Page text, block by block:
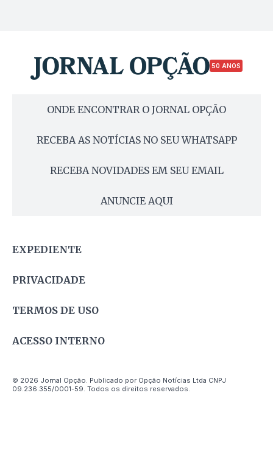
50 ANOS
ONDE ENCONTRAR O JORNAL OPÇÃO
RECEBA AS NOTÍCIAS NO SEU WHATSAPP
RECEBA NOVIDADES EM SEU EMAIL
ANUNCIE AQUI
EXPEDIENTE
PRIVACIDADE
TERMOS DE USO
ACESSO INTERNO
© 2026 Jornal Opção. Publicado por Opção Notícias Ltda CNPJ
09.236.355/0001-59. Todos os direitos reservados.